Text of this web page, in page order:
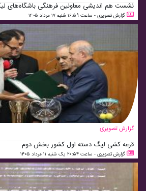
نشست هم اندیشی معاونین فرهنگی باشگاه‌های
گزارش تصویری - ساعت ۱۶:۵۹ شنبه ۱۷ مرداد ۱۴۰۵
گزارش تصویری
قرعه کشی لیگ دسته اول کشور بخش دوم
گزارش تصویری - ساعت ۲۰:۵۴ یک شنبه ۱۱ مرداد ۱۴۰۵